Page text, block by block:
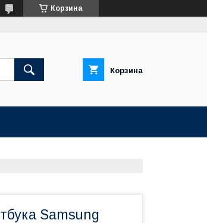
Корзина
Корзина
Samsung